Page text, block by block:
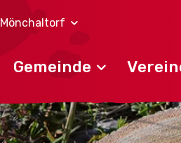
Mönchaltorf
Gemeinde